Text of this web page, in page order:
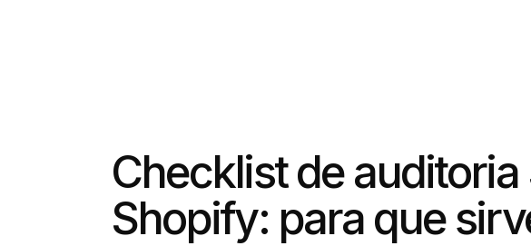
Checklist de auditoria
Shopify: para que